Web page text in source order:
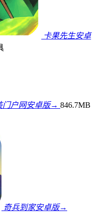
卡果先生安卓
门户网安卓版→ 846.7MB
奇兵到家安卓版→